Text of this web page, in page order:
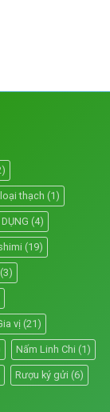
thạch (1)
(4)
(19)
(3)
vị (21)
Nấm Linh Chi (1)
Rượu ký gửi (6)